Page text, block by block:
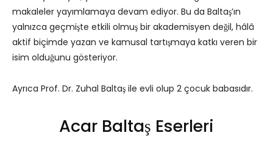
makaleler yayımlamaya devam ediyor. Bu da Baltaş’ın
yalnızca geçmişte etkili olmuş bir akademisyen değil, hâlâ
aktif biçimde yazan ve kamusal tartışmaya katkı veren bir
isim olduğunu gösteriyor.
Ayrıca Prof. Dr. Zuhal Baltaş ile evli olup 2 çocuk babasıdır.
Acar Baltaş Eserleri